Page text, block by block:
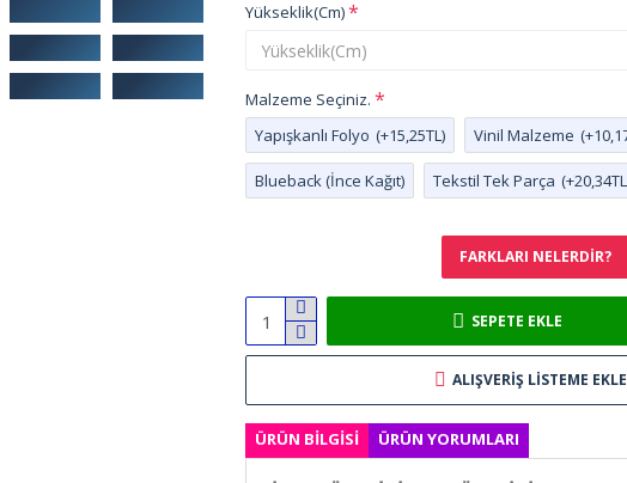
FARKLARI NELERDIR?
Yükseklik(Cm)
Malzeme Seçiniz.
Yapışkanlı Folyo (+15,25TL) Vinil Malzeme
Blueback (İnce Kağıt) Tekstil Tek Parça
SEPETE EKLE
ALIŞVERIŞ LISTEME EKLE
ÜRÜN BILGISI ÜRÜN YORUMLARI